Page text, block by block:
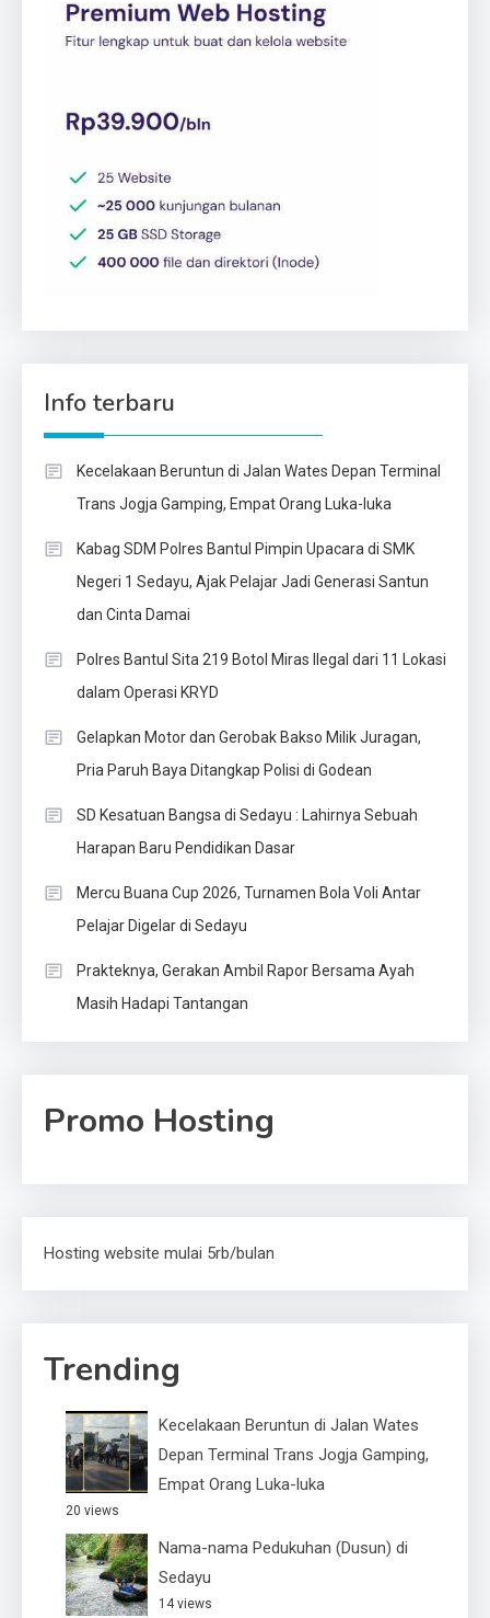
Info terbaru
Kecelakaan Beruntun di Jalan Wates Depan Terminal
Trans Jogja Gamping, Empat Orang Luka-luka
Kabag SDM Polres Bantul Pimpin Upacara di SMK
Negeri 1 Sedayu, Ajak Pelajar Jadi Generasi Santun
dan Cinta Damai
Polres Bantul Sita 219 Botol Miras Ilegal dari 11 Lokasi
dalam Operasi KRYD
Gelapkan Motor dan Gerobak Bakso Milik Juragan,
Pria Paruh Baya Ditangkap Polisi di Godean
SD Kesatuan Bangsa di Sedayu : Lahirnya Sebuah
Harapan Baru Pendidikan Dasar
Mercu Buana Cup 2026, Turnamen Bola Voli Antar
Pelajar Digelar di Sedayu
Prakteknya, Gerakan Ambil Rapor Bersama Ayah
Masih Hadapi Tantangan
Promo Hosting
Hosting website mulai 5rb/bulan
Trending
Kecelakaan Beruntun di Jalan Wates
Depan Terminal Trans Jogja Gamping,
Empat Orang Luka-luka
20 views
Nama-nama Pedukuhan (Dusun) di
Sedayu
14 views